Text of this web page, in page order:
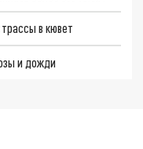
в кювет
и дожди